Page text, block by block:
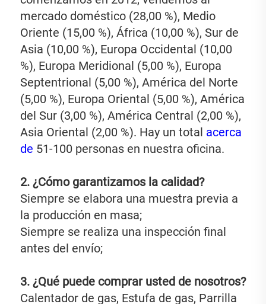
mercado doméstico (28,00 %), Medio
Oriente (15,00 %), África (10,00 %), Sur de
Asia (10,00 %), Europa Occidental (10,00
%), Europa Meridional (5,00 %), Europa
Septentrional (5,00 %), América del Norte
(5,00 %), Europa Oriental (5,00 %), América
del Sur (3,00 %), América Central (2,00 %),
Asia Oriental (2,00 %). Hay un total acerca
de 51-100 personas en nuestra oficina.
2. ¿Cómo garantizamos la calidad?
Siempre se elabora una muestra previa a
la producción en masa;
Siempre se realiza una inspección final
antes del envío;
3. ¿Qué puede comprar usted de nosotros?
Calentador de gas, Estufa de gas, Parrilla